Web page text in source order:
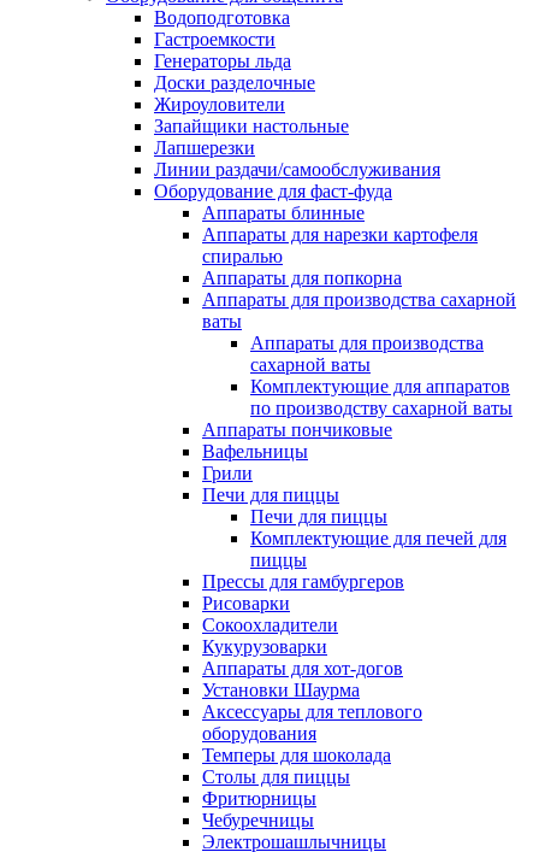
Водоподготовка
Гастроемкости
Генераторы льда
Доски разделочные
Жироуловители
Запайщики настольные
Лапшерезки
Линии раздачи/самообслуживания
Оборудование для фаст-фуда
Аппараты блинные
Аппараты для нарезки картофеля
спиралью
Аппараты для попкорна
Аппараты для производства сахарной
ваты
Аппараты для производства
сахарной ваты
Комплектующие для аппаратов
по производству сахарной ваты
Аппараты пончиковые
Вафельницы
Грили
Печи для пиццы
Печи для пиццы
Комплектующие для печей для
пиццы
Прессы для гамбургеров
Рисоварки
Сокоохладители
Кукурузоварки
Аппараты для хот-догов
Установки Шаурма
Аксессуары для теплового
оборудования
Темперы для шоколада
Столы для пиццы
Фритюрницы
Чебуречницы
Электрошашлычницы